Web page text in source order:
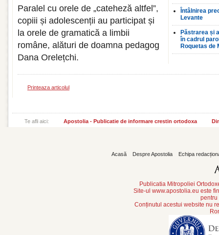
Întâlnirea
Levante
Păstrarea și
în cadrul
Roquetas de
Paralel cu orele de „cateheză altfel”,
copiii și adolescenții au participat și
la orele de gramatică a limbii
române, alături de doamna pedagog
Dana Orelețchi.
Printeaza articolul
Te afli aici: Apostolia - Publicatie de informare crestin ortodoxa
Acasă Despre Apostolia Echipa
Publicatia Mitropoliei
Site-ul www.apostolia.eu este
pentru
Conținutul acestui website nu